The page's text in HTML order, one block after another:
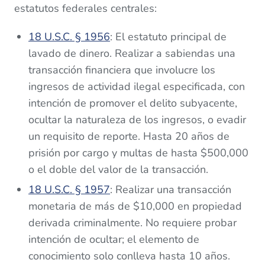
estatutos federales centrales:
18 U.S.C. § 1956: El estatuto principal de
lavado de dinero. Realizar a sabiendas una
transacción financiera que involucre los
ingresos de actividad ilegal especificada, con
intención de promover el delito subyacente,
ocultar la naturaleza de los ingresos, o evadir
un requisito de reporte. Hasta 20 años de
prisión por cargo y multas de hasta $500,000
o el doble del valor de la transacción.
18 U.S.C. § 1957: Realizar una transacción
monetaria de más de $10,000 en propiedad
derivada criminalmente. No requiere probar
intención de ocultar; el elemento de
conocimiento solo conlleva hasta 10 años.